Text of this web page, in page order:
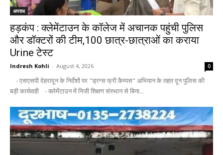
अपराध
हड़कंप : क्लेमेंटाउन के कॉलेज में अचानक पहुंची पुलिस
और डॉक्टरों की टीम,100 छात्र-छात्राओं का कराया
Urine टेस्ट
Indresh Kohli - August 4, 2026 0
- एसएसपी देहरादून के निर्देशों पर "ड्रग्स फ्री कैम्पस" अभियान के तहत दून पुलिस की
बड़ी कार्यवाही - क्लेमेंटाउन में निजी शिक्षण संस्थान से बिना...